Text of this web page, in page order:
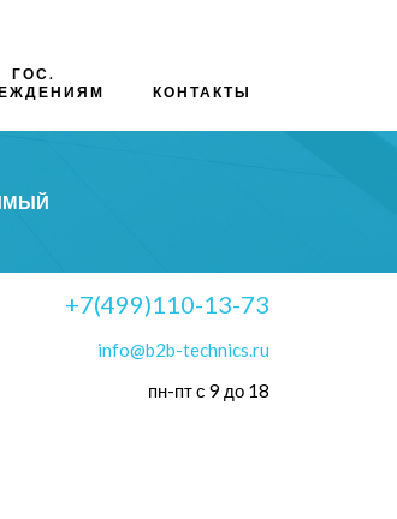
ГОС.
КОНТАКТЫ
+7(499)110-13-73
info@b2b-technics.ru
пн-пт с 9 до 18